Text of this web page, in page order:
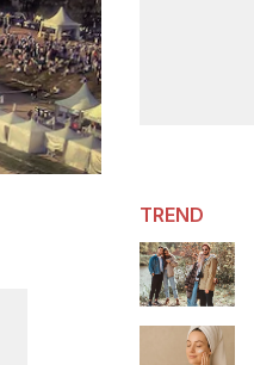
TREND